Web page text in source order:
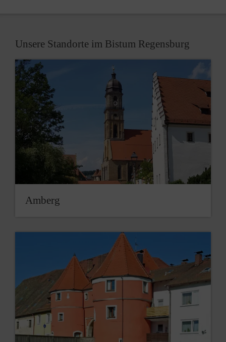
Unsere Standorte im Bistum Regensburg
Amberg